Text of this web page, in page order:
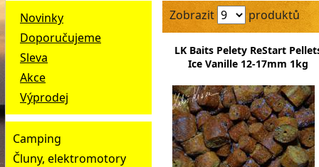
Novinky
Doporučujeme
Sleva
Akce
Výprodej
Camping
Čluny, elektromotory
Zobrazit
produktů
LK Baits Pelety ReStart
Ice Vanille 12-17mm 1kg